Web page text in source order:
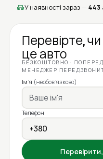
У наявності зараз — 443
Перевірте,
це авто
БЕЗКОШТОВНО ·
МЕНЕДЖЕР
Ім'я (необов'язково)
Телефон